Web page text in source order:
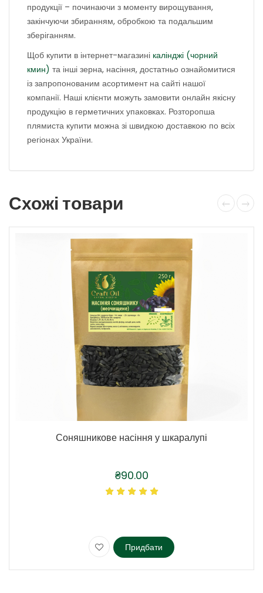
продукції – починаючи з моменту вирощування,
закінчуючи збиранням, обробкою та подальшим
зберіганням.
Щоб купити в інтернет-магазині калінджі (чорний
кмин) та інші зерна, насіння, достатньо ознайомитися
із запропонованим асортимент на сайті нашої
компанії. Наші клієнти можуть замовити онлайн якісну
продукцію в герметичних упаковках. Розторопша
плямиста купити можна зі швидкою доставкою по всіх
регіонах України.
Схожі товари
Соняшникове насіння у шкаралупі
₴90.00
Придбати